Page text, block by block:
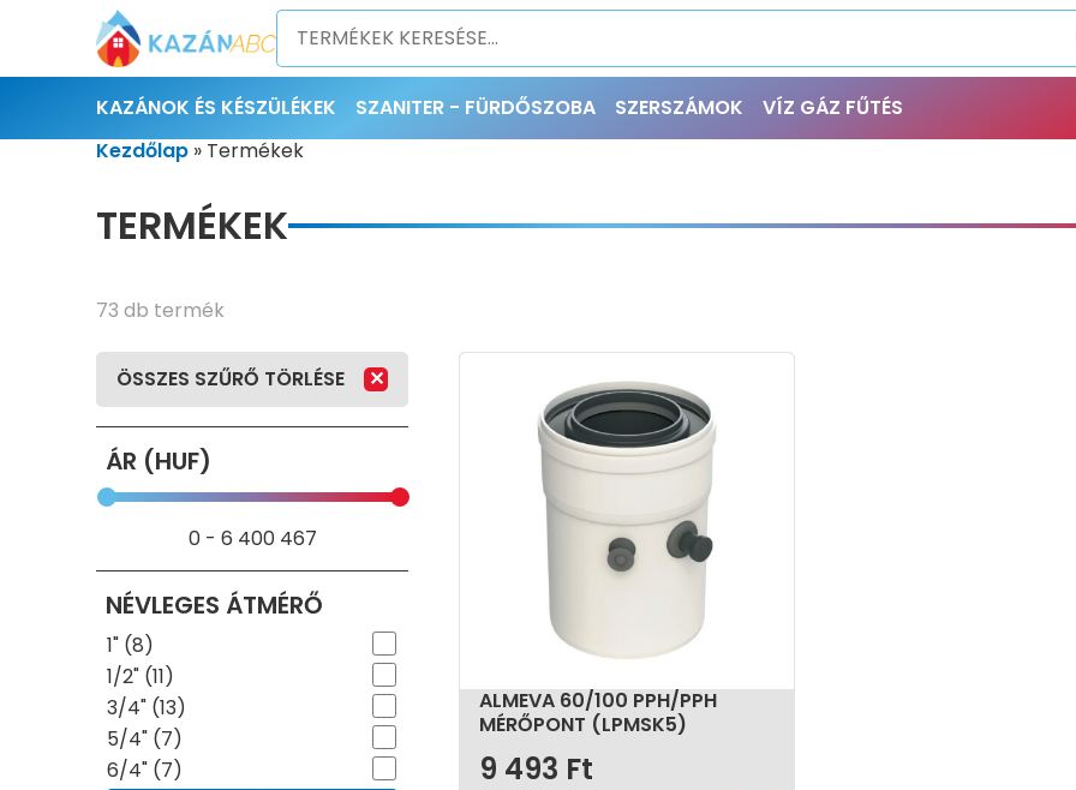
KAZÁNOK ÉS KÉSZÜLÉKEK SZANITER - FÜRDŐSZOBA SZERSZÁMOK VÍZ GÁZ FŰTÉS
Kezdőlap » Termékek
TERMÉKEK
73 db termék
ÖSSZES SZŰRŐ TÖRLÉSE
ÁR (HUF)
0- 6 400 467
NÉVLEGES ÁTMÉRŐ
1" (8)
1/2" (11)
3/4" (13)
5/4" (7)
6/4" (7)
ALMEVA 60/100 PPH/PPH
MÉRŐPONT (LPMSK5)
9 493 Ft